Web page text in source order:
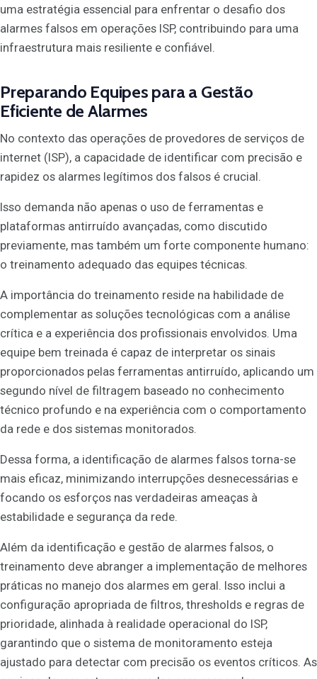
uma estratégia essencial para enfrentar o desafio dos
alarmes falsos em operações ISP, contribuindo para uma
infraestrutura mais resiliente e confiável.
Preparando Equipes para a Gestão
Eficiente de Alarmes
No contexto das operações de provedores de serviços de
internet (ISP), a capacidade de identificar com precisão e
rapidez os alarmes legítimos dos falsos é crucial.
Isso demanda não apenas o uso de ferramentas e
plataformas antirruído avançadas, como discutido
previamente, mas também um forte componente humano:
o treinamento adequado das equipes técnicas.
A importância do treinamento reside na habilidade de
complementar as soluções tecnológicas com a análise
crítica e a experiência dos profissionais envolvidos. Uma
equipe bem treinada é capaz de interpretar os sinais
proporcionados pelas ferramentas antirruído, aplicando um
segundo nível de filtragem baseado no conhecimento
técnico profundo e na experiência com o comportamento
da rede e dos sistemas monitorados.
Dessa forma, a identificação de alarmes falsos torna-se
mais eficaz, minimizando interrupções desnecessárias e
focando os esforços nas verdadeiras ameaças à
estabilidade e segurança da rede.
Além da identificação e gestão de alarmes falsos, o
treinamento deve abranger a implementação de melhores
práticas no manejo dos alarmes em geral. Isso inclui a
configuração apropriada de filtros, thresholds e regras de
prioridade, alinhada à realidade operacional do ISP,
garantindo que o sistema de monitoramento esteja
ajustado para detectar com precisão os eventos críticos. As